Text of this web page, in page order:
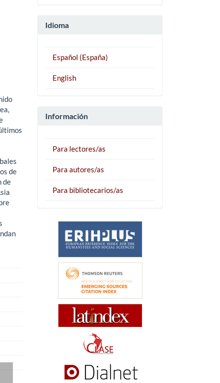
de
de
Idioma
Español (España)
English
Información
Para lectores/as
Para autores/as
Para bibliotecarios/as